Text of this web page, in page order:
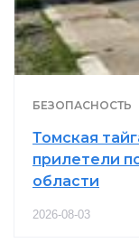
БЕЗОПАСНОСТЬ
Томская
прилетели
области
2026-08-03